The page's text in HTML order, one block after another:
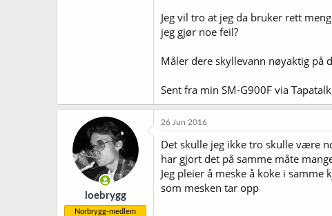
Jeg vil tro at jeg da bruker rett
jeg gjør noe feil?
Måler dere skyllevann nøyaktig på
Sent fra min SM-G900F via Tapatalk
loebrygg
Norbrygg-medlem
26 Jun 2016
Det skulle jeg ikke tro skulle være
har gjort det på samme måte
Jeg pleier å meske å koke i
som mesken tar opp